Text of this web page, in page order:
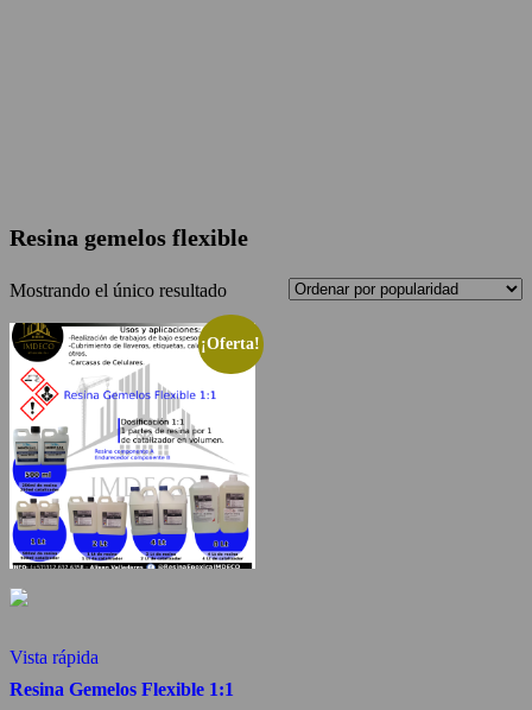
Resina gemelos flexible
Mostrando el único resultado
¡Oferta!
Vista rápida
Resina Gemelos Flexible 1:1